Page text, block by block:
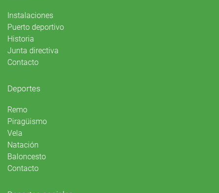
Instalaciones
Puerto deportivo
Historia
Junta directiva
Contacto
Deportes
Remo
Piragüismo
Vela
Natación
Baloncesto
Contacto